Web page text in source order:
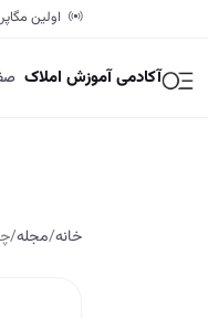
اولین
آکادمی آموزش املاک
خانه/مجله/